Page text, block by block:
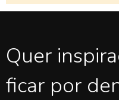
Quer
ficar por